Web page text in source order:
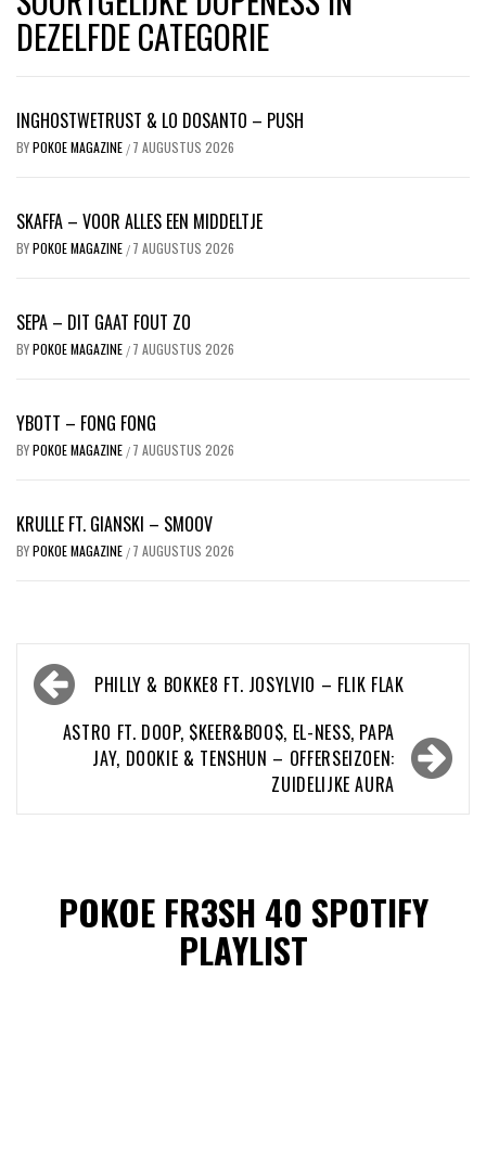
DEZELFDE CATEGORIE
INGHOSTWETRUST & LO DOSANTO – PUSH
BYPOKOE MAGAZINE / 7 AUGUSTUS 2026
SKAFFA – VOOR ALLES EEN MIDDELTJE
BYPOKOE MAGAZINE / 7 AUGUSTUS 2026
SEPA – DIT GAAT FOUT ZO
BYPOKOE MAGAZINE / 7 AUGUSTUS 2026
YBOTT – FONG FONG
BYPOKOE MAGAZINE / 7 AUGUSTUS 2026
KRULLE FT. GIANSKI – SMOOV
BYPOKOE MAGAZINE / 7 AUGUSTUS 2026
Bericht
navigatiePHILLY & BOKKE8 FT. JOSYLVIO – FLIK FLAK
ASTRO FT. DOOP, $KEER&BOO$, EL-NESS, PAPA
JAY, DOOKIE & TENSHUN – OFFERSEIZOEN:
ZUIDELIJKE AURA
POKOE FR3SH 40 SPOTIFY
PLAYLIST